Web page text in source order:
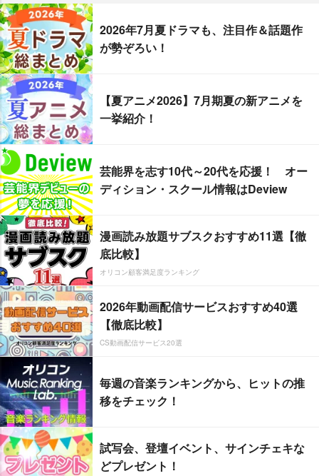
2026年7月夏ドラマも、注目作＆話題作
が勢ぞろい！
【夏アニメ2026】7月期夏の新アニメを
一挙紹介！
芸能界を志す10代～20代を応援！ オー
ディション・スクール情報はDeview
漫画読み放題サブスクおすすめ11選【徹
底比較】
オリコン顧客満足度ランキング
2026年動画配信サービスおすすめ40選
【徹底比較】
CS動画配信サービス20選
毎週の音楽ランキングから、ヒットの推
移をチェック！
試写会、登壇イベント、サインチェキな
どプレゼント！